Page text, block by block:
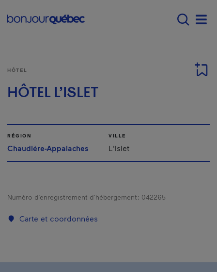
Main navigation -
HÔTEL
HÔTEL L’ISLET
RÉGION
Chaudière-Appalaches
VILLE
L'Islet
Numéro d’enregistrement d’hébergement : 042265
Carte et coordonnées